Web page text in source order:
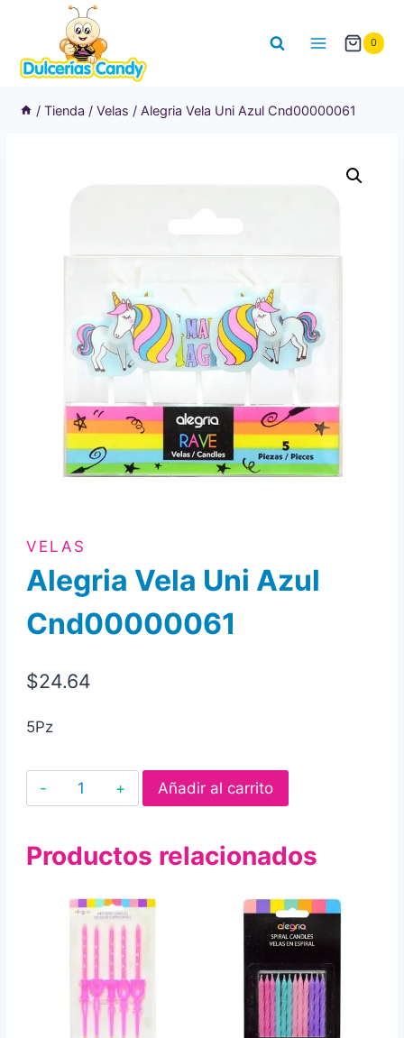
contenido
0
/ Tienda / Velas / Alegria Vela Uni Azul Cnd00000061
VELAS
Alegria Vela Uni Azul
Cnd00000061
$24.64
5Pz
Alegria
Vela
Azul
cantidad
Añadir al carrito
Productos relacionados